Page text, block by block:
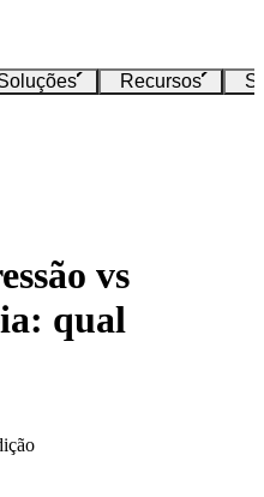
Recursos
vs
qual